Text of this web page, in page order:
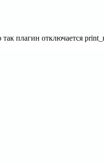
плагин отключается